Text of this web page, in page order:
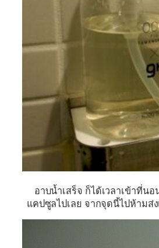
อาบน้ำเสร็จ ก็ได้เวลาเข้าที่น
แคปซูลไปเลย จากจุดนี้ไปห้ามส่